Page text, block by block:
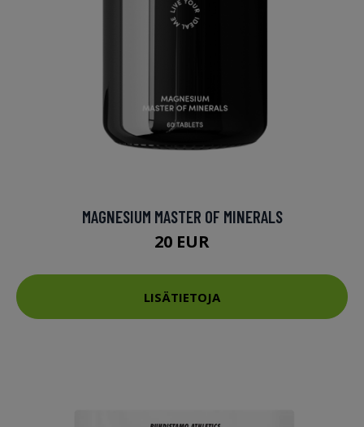
MAGNESIUM MASTER OF MINERALS
20 EUR
LISÄTIETOJA